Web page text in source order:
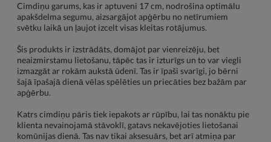
Cimdiņu garums, kas ir aptuveni 17 cm, nodrošina optimālu
apakšdelma segumu, aizsargājot apģērbu no netīrumiem
svētku laikā un ļaujot izcelt visas kleitas rotājumus.
Šis produkts ir izstrādāts, domājot par vienreizēju, bet
neaizmirstamu lietošanu, tāpēc tas ir izturīgs un to var viegli
izmazgāt ar rokām aukstā ūdenī. Tas ir īpaši svarīgi, jo bērni
šajā īpašajā dienā vēlas spēlēties un priecāties bez bažām par
apģērbu.
Katrs cimdiņu pāris tiek iepakots ar rūpību, lai tas nonāktu pie
klienta nevainojamā stāvoklī, gatavs nekavējoties lietošanai
komūnijas dienā. Tas nav tikai aksesuārs, bet arī atmiņa par